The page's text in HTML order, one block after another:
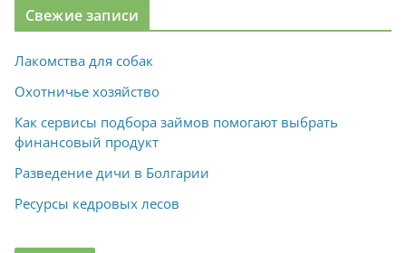
Свежие записи
Лакомства для собак
Охотничье хозяйство
Как сервисы подбора займов помогают выбрать
финансовый продукт
Разведение дичи в Болгарии
Ресурсы кедровых лесов